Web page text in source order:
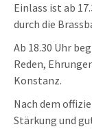
Einlass ist ab
durch die
Ab 18.30 Uhr
Reden,
Konstanz.
Nach dem
Stärkung und